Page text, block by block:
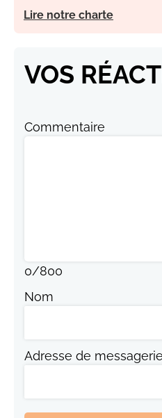
Lire notre charte
VOS
Commentaire
0/800
Nom
Adresse de messagerie